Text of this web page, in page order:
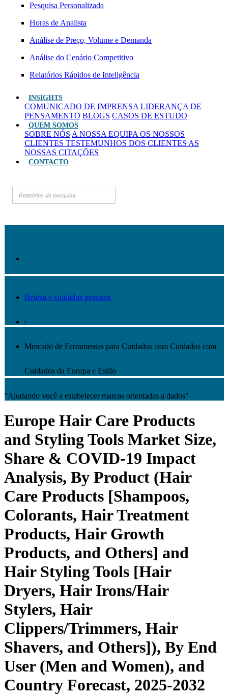
Pesquisa Personalizada
Horas de Analista
Análise de Preço, Volume e Demanda
Análise do Cenário Competitivo
Relatórios Rápidos de Inteligência
INSIGHTS
COMUNICADO DE IMPRENSA LIDERANÇA DE
PENSAMENTO BLOGS CASOS DE ESTUDO
QUEM SOMOS
SOBRE NÓS A NOSSA EQUIPA OS NOSSOS
CLIENTES TESTEMUNHOS DOS CLIENTES AS
NOSSAS CITAÇÕES
CONTACTO
Beleza e cuidados pessoais
/
Mercado de Ferramentas para Cuidados com Cuidados com
Cuidados da Europa e Estilo
"Ajudando você a estabelecer marcas orientadas a dados"
Europe Hair Care Products
and Styling Tools Market Size,
Share & COVID-19 Impact
Analysis, By Product (Hair
Care Products [Shampoos,
Colorants, Hair Treatment
Products, Hair Growth
Products, and Others] and
Hair Styling Tools [Hair
Dryers, Hair Irons/Hair
Stylers, Hair
Clippers/Trimmers, Hair
Shavers, and Others]), By End
User (Men and Women), and
Country Forecast, 2025-2032